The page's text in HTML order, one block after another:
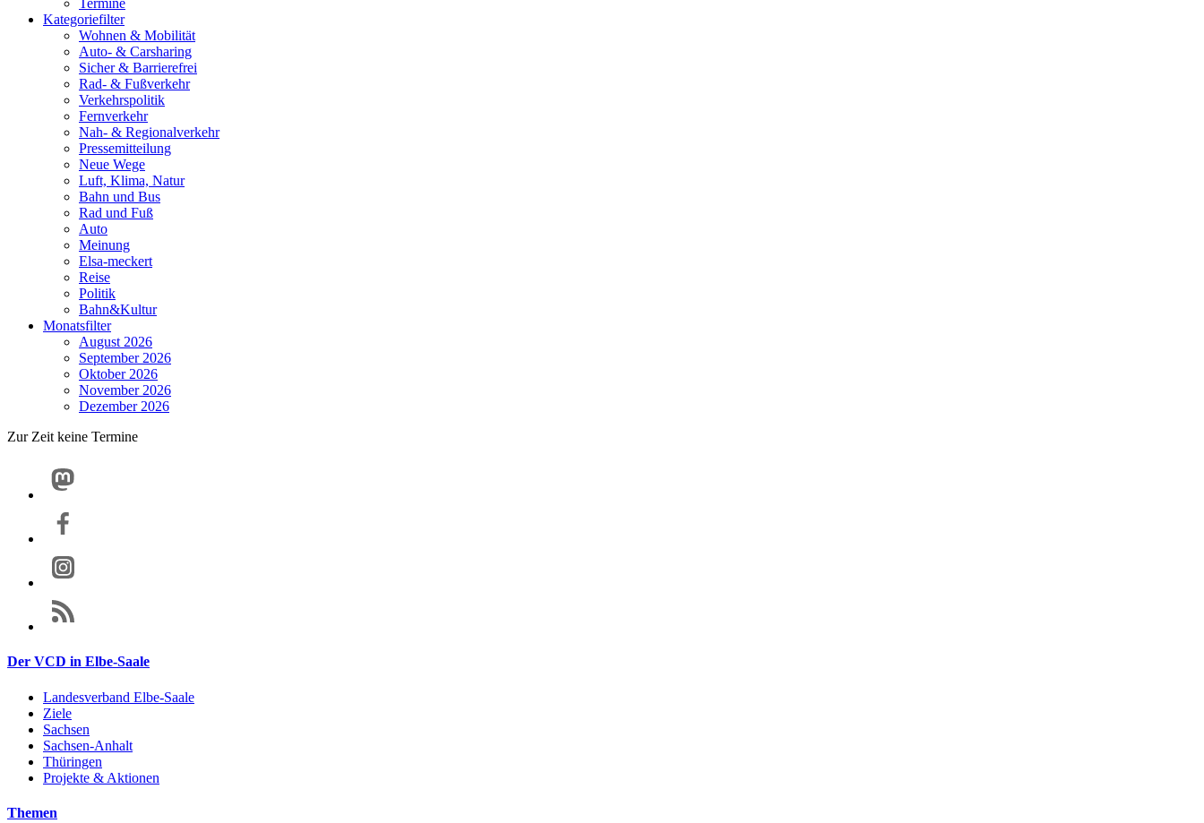
Termine
Kategoriefilter
Wohnen & Mobilität
Auto- & Carsharing
Sicher & Barrierefrei
Rad- & Fußverkehr
Verkehrspolitik
Fernverkehr
Nah- & Regionalverkehr
Pressemitteilung
Neue Wege
Luft, Klima, Natur
Bahn und Bus
Rad und Fuß
Auto
Meinung
Elsa-meckert
Reise
Politik
Bahn&Kultur
Monatsfilter
August 2026
September 2026
Oktober 2026
November 2026
Dezember 2026
Zur Zeit keine Termine
Der VCD in Elbe-Saale
Landesverband Elbe-Saale
Ziele
Sachsen
Sachsen-Anhalt
Thüringen
Projekte & Aktionen
Themen